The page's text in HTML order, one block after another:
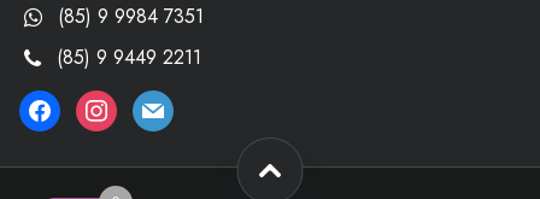
(85) 9 9984 7351
(85) 9 9449 2211
facebookinstagram
mail